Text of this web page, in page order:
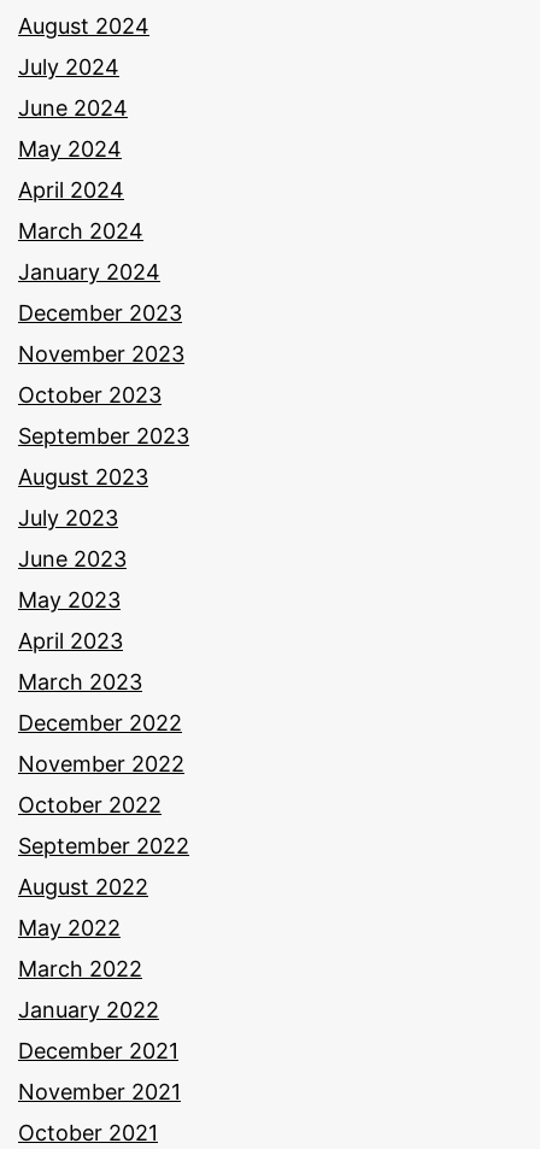
August 2024
July 2024
June 2024
May 2024
April 2024
March 2024
January 2024
December 2023
November 2023
October 2023
September 2023
August 2023
July 2023
June 2023
May 2023
April 2023
March 2023
December 2022
November 2022
October 2022
September 2022
August 2022
May 2022
March 2022
January 2022
December 2021
November 2021
October 2021